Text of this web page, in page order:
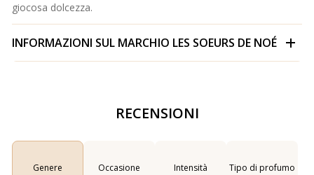
giocosa dolcezza.
INFORMAZIONI SUL MARCHIO LES SOEURS DE NOÉ
RECENSIONI
Genere Occasione Intensità Tipo di profumo